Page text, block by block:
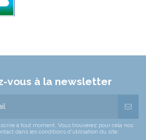
vous à la newsletter
à tout moment. Vous trouverez pour cela nos
dans les conditions d'utilisation du site.